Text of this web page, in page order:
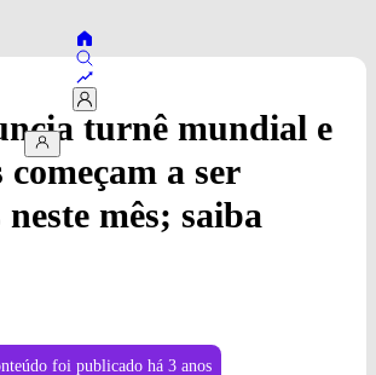
turnê mundial e
começam a ser
mês; saiba
foi publicado há 3 anos